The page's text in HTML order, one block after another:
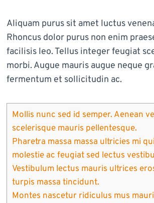
Aliquam purus sit amet luctus
Rhoncus dolor purus non enim
facilisis leo. Tellus integer feugiat
morbi. Augue mauris augue neque
fermentum et sollicitudin ac.
Mollis nunc sed id semper. Aenean
scelerisque mauris pellentesque.
Pharetra massa massa ultricies mi
molestie ac feugiat sed lectus
Vestibulum lectus mauris ultrices
turpis massa tincidunt.
Montes nascetur ridiculus mus